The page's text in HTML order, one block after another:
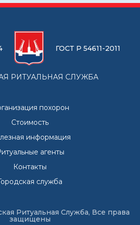
ГОСТ Р 54611-2011
РИТУАЛЬНАЯ СЛУЖБА
похорон
Стоимость
информация
агенты
Контакты
служба
Ритуальная Служба, Все права
защищены